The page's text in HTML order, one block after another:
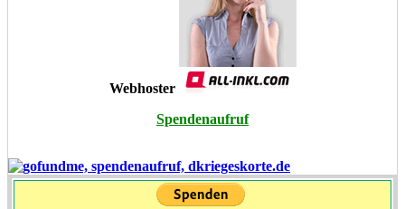
Webhoster
Spendenaufruf